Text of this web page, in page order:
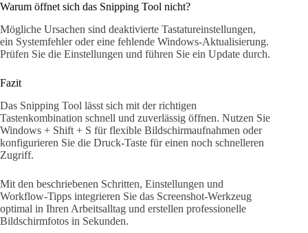
Warum öffnet sich das Snipping Tool nicht?
Mögliche Ursachen sind deaktivierte Tastatureinstellungen,
ein Systemfehler oder eine fehlende Windows-Aktualisierung.
Prüfen Sie die Einstellungen und führen Sie ein Update durch.
Fazit
Das Snipping Tool lässt sich mit der richtigen
Tastenkombination schnell und zuverlässig öffnen. Nutzen Sie
Windows + Shift + S für flexible Bildschirmaufnahmen oder
konfigurieren Sie die Druck-Taste für einen noch schnelleren
Zugriff.
Mit den beschriebenen Schritten, Einstellungen und
Workflow-Tipps integrieren Sie das Screenshot-Werkzeug
optimal in Ihren Arbeitsalltag und erstellen professionelle
Bildschirmfotos in Sekunden.